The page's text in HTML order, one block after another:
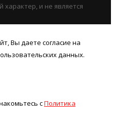
и не является
Вы даете согласие на
данных.
сПолитика